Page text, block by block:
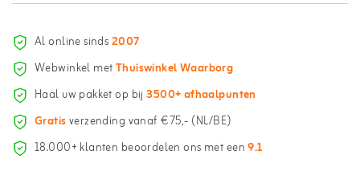
Al online sinds2007
Webwinkel metThuiswinkel Waarborg
Haal uw pakket op bij3500+ afhaalpunten
Gratisverzending vanaf €75,- (NL/BE)
18.000+ klanten beoordelen ons met een9.1